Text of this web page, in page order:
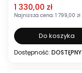
Cena promocyjna
1 330,00 zł
Najniższa cena: 1 799,00 zł
Do koszyka
Dostępność: DOSTĘPNY